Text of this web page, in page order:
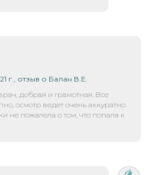
г., отзыв о Балан В.Е.
добрая и грамотная. Все
осмотр ведет очень аккуратно.
не пожалела о том, что попала к